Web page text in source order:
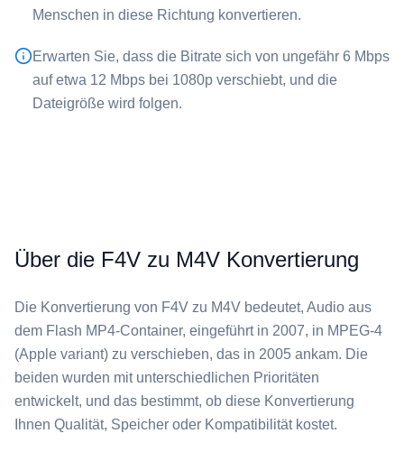
Menschen in diese Richtung konvertieren.
Erwarten Sie, dass die Bitrate sich von ungefähr 6 Mbps
auf etwa 12 Mbps bei 1080p verschiebt, und die
Dateigröße wird folgen.
Über die F4V zu M4V Konvertierung
Die Konvertierung von ⁦F4V⁩ zu ⁦M4V⁩ bedeutet, Audio aus
dem Flash MP4-Container, eingeführt in 2007, in MPEG-4
(Apple variant) zu verschieben, das in 2005 ankam. Die
beiden wurden mit unterschiedlichen Prioritäten
entwickelt, und das bestimmt, ob diese Konvertierung
Ihnen Qualität, Speicher oder Kompatibilität kostet.